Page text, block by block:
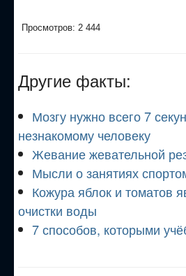
Просмотров: 2 444
Другие факты:
Мозгу нужно всего 7
незнакомому человеку
Жевание жевательной
Мысли о занятиях
Кожура яблок и томатов
очистки воды
7 способов, которыми